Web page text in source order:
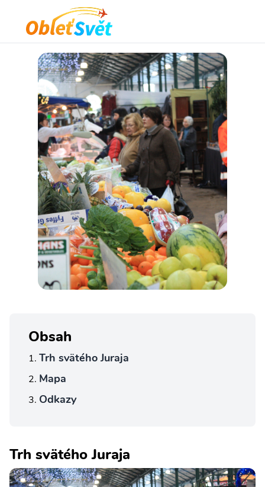
Obsah
Trh svätého Juraja
Mapa
Odkazy
Trh svätého Juraja